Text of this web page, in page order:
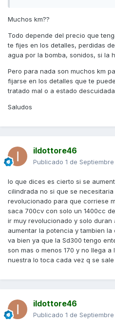
Muchos km??
Todo depende del precio que
te fijes en los detalles, perdidas
agua por la bomba, sonidos, si la
Pero para nada son muchos km
fijarse en los detalles que te
tratado mal o a estado
Saludos
ildottore46
Publicado 1 de
lo que dices es cierto si se
cilindrada no si que se
revolucionado para que corriese
saca 700cv con solo un 1400cc
ir muy revolucionado y solo duran
aumentar la potencia y tambien
va bien ya que la Sd300 tengo
son mas o menos 170 y no llega a
nuestra lo toca cada vez q se
ildottore46
Publicado 1 de